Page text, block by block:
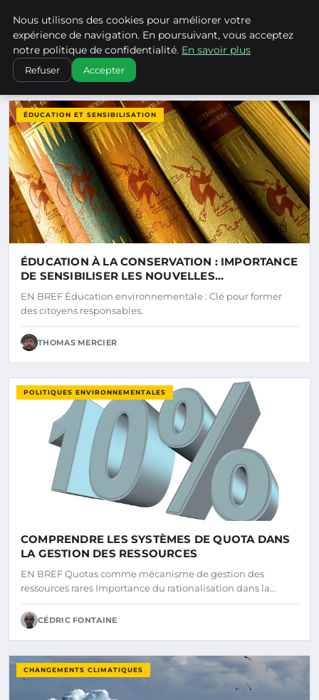
Climatechangenebraska -
CLIMATECHANGENEBRASKA
DERNIERS ARTICLES
ÉDUCATION ET SENSIBILISATION
ÉDUCATION À LA CONSERVATION : IMPORTANCE
DE SENSIBILISER LES NOUVELLES
GÉNÉRATIONS
EN BREF Éducation environnementale : Clé pour former
des citoyens responsables.
THOMAS MERCIER
POLITIQUES ENVIRONNEMENTALES
COMPRENDRE LES SYSTÈMES DE QUOTA DANS
LA GESTION DES RESSOURCES
EN BREF Quotas comme mécanisme de gestion des
ressources rares Importance du rationalisation dans la…
CÉDRIC FONTAINE
CHANGEMENTS CLIMATIQUES
Nous utilisons des cookies pour améliorer votre
expérience de navigation. En poursuivant, vous acceptez
notre politique de confidentialité. En savoir plus
Refuser Accepter